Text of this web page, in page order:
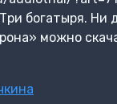
богатыря. Ни
можно